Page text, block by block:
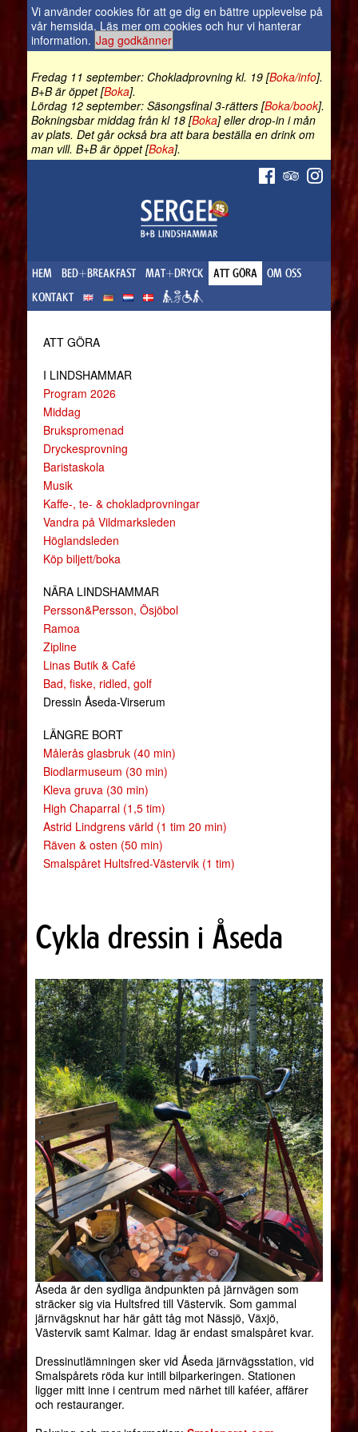
Vi använder cookies för att ge dig en bättre upplevelse på
vår hemsida. Läs mer om cookies och hur vi hanterar
information. Jag godkänner
Fredag 11 september: Chokladprovning kl. 19 [Boka/info].
B+B är öppet [Boka].
Lördag 12 september: Säsongsfinal 3-rätters [Boka/book].
Bokningsbar middag från kl 18 [Boka] eller drop-in i mån
av plats. Det går också bra att bara beställa en drink om
man vill. B+B är öppet [Boka].
HEM BED+BREAKFAST MAT+DRYCK ATT GÖRA
OM OSS
KONTAKT
ATT GÖRA
I LINDSHAMMAR
Program 2026
Middag
Brukspromenad
Dryckesprovning
Baristaskola
Musik
Kaffe-, te- & chokladprovningar
Vandra på Vildmarksleden
Höglandsleden
Köp biljett/boka
NÄRA LINDSHAMMAR
Persson&Persson, Ösjöbol
Ramoa
Zipline
Linas Butik & Café
Bad, fiske, ridled, golf
Dressin Åseda-Virserum
LÄNGRE BORT
Målerås glasbruk (40 min)
Biodlarmuseum (30 min)
Kleva gruva (30 min)
High Chaparral (1,5 tim)
Astrid Lindgrens värld (1 tim 20 min)
Räven & osten (50 min)
Smalspåret Hultsfred-Västervik (1 tim)
Cykla dressin i Åseda
Åseda är den sydliga ändpunkten på järnvägen som
sträcker sig via Hultsfred till Västervik. Som gammal
järnvägsknut har här gått tåg mot Nässjö, Växjö,
Västervik samt Kalmar. Idag är endast smalspåret kvar.
Dressinutlämningen sker vid Åseda järnvägsstation, vid
Smalspårets röda kur intill bilparkeringen. Stationen
ligger mitt inne i centrum med närhet till kaféer, affärer
och restauranger.